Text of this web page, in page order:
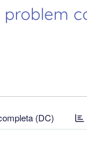
(DC)